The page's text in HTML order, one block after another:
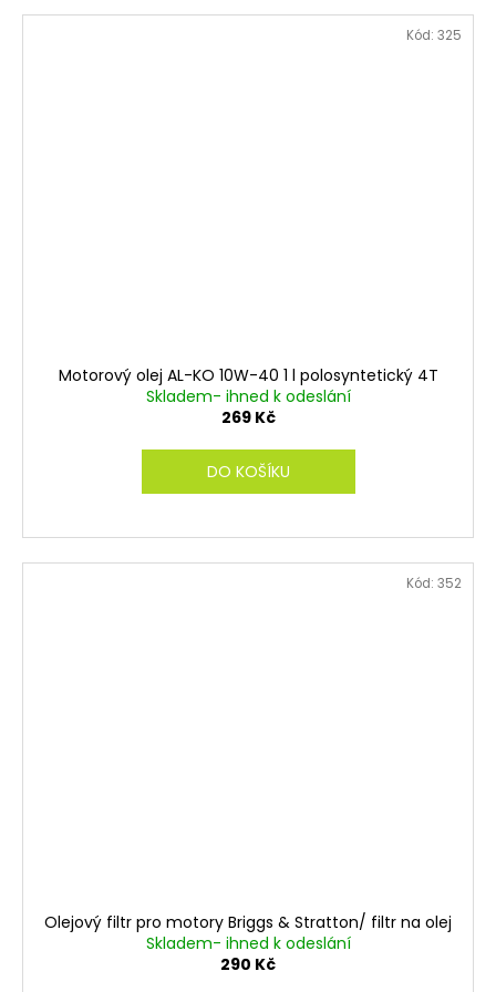
Motorový olej AL-KO 10W-40 1 l polosyntetický 4T
Skladem- ihned k odeslání
269 Kč
DO KOŠÍKU
Kód: 325
Olejový filtr pro motory Briggs & Stratton/ filtr na olej
Skladem- ihned k odeslání
290 Kč
Kód: 352